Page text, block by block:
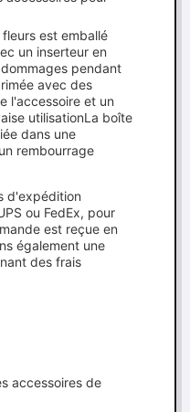
est emballé
un inserteur en
pendant
avec des
l'accessoire et un
utilisationLa boîte
dans une
rembourrage
d'expédition
ou FedEx, pour
est reçue en
également une
des frais
accessoires de